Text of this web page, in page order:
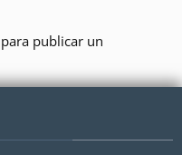
para publicar un